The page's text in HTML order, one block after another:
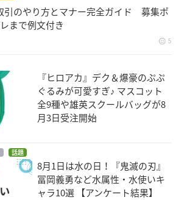
引のやり方とマナー完全ガイド 募集ポ
まで例文付き
5
『ヒロアカ』デク＆爆豪のぷぷ
ぐるみが可愛すぎ♪ マスコット
全9種や雄英スクールバッグが8
月3日受注開始
話題
8月1日は水の日！『鬼滅の刃』
冨岡義勇など水属性・水使いキ
ャラ10選 【アンケート結果】